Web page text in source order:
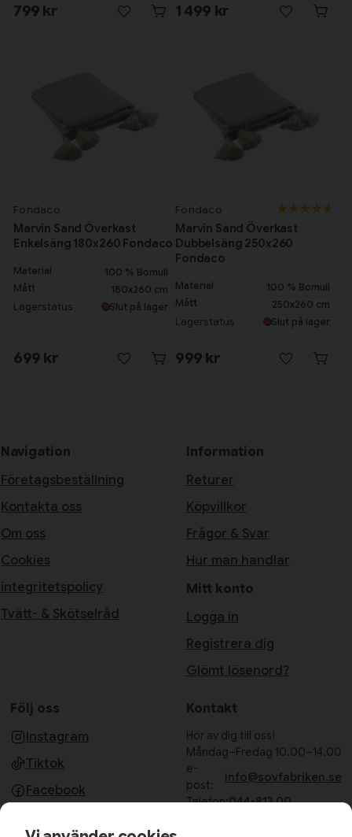
799 kr 1 499 kr
Fondaco
Marvin Sand Överkast
Enkelsäng 180x260 Fondaco
Material
100 % Bomull
Mått
180x260 cm
Lagerstatus Slut på lager
699 kr
Fondaco
Marvin Sand Överkast
Dubbelsäng 250x260
Fondaco
Material
100 % Bomull
Mått
250x260 cm
Lagerstatus Slut på lager
999 kr
Navigation
Företagsbeställning
Kontakta oss
Om oss
Cookies
integritetspolicy
Tvätt- & Skötselråd
Information
Returer
Köpvillkor
Frågor & Svar
Hur man handlar
Mitt konto
Logga in
Registrera dig
Glömt lösenord?
Följ oss
Instagram
Tiktok
Facebook
Kontakt
Hör av dig till oss!
Måndag–Fredag 10.00–14.00
e-
post:
info@sovfabriken.se
Telefon:044-813 00